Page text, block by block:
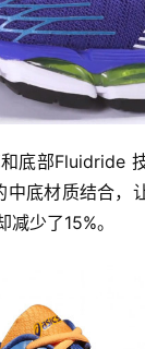
底部Fluidride
中底材质结合，
少了15%。